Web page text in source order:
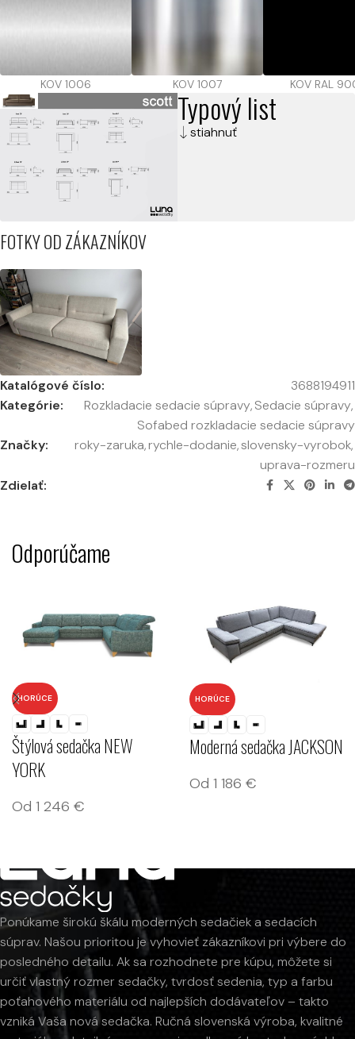
KOV 1006 KOV 1007 KOV RAL
Typový list
stiahnuť
FOTKY OD ZÁKAZNÍKOV
Katalógové číslo:
3688194911
Kategórie:
Rozkladacie sedacie súpravy,Sedacie súpravy,
Sofabed rozkladacie sedacie súpravy
Značky:
roky-zaruka,rychle-dodanie,slovensky-vyrobok,
uprava-rozmeru
Zdielať:
Odporúčame
HORÚCE
Štýlová sedačka NEW
YORK
Od 1 246 €
HORÚCE
Moderná sedačka JACKSON
Od 1 186 €
Ponúkame širokú škálu moderných sedačiek a sedacích
súprav. Našou prioritou je vyhovieť zákazníkovi pri výbere do
posledného detailu. Ak sa rozhodnete pre kúpu, môžete si
určiť vlastný rozmer sedačky, tvrdosť sedenia, typ a farbu
poťahového materiálu od najlepších dodávateľov – takto
vzniká Vaša nová sedačka. Ručná slovenská výroba, kvalitné